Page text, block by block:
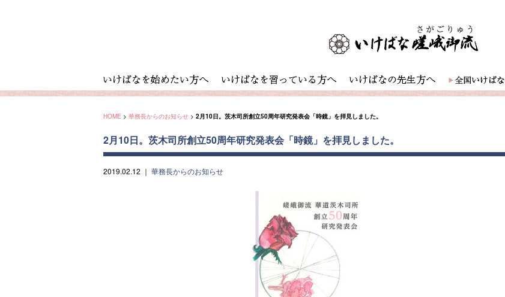
HOME > 華務長からのお知らせ > 2月10日。茨木司所創立50周年研究発表会「時鏡」を拝見しました。
2月10日。茨木司所創立50周年研究発表会「時鏡」を拝見しました。
2019.02.12 ｜ 華務長からのお知らせ